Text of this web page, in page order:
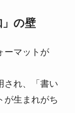
の壁
ーマットが
され、「書い
が生まれがち